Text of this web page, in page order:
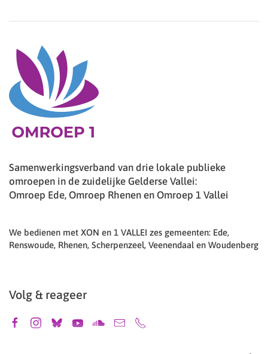
Samenwerkingsverband van drie lokale publieke
omroepen in de zuidelijke Gelderse Vallei:
Omroep Ede, Omroep Rhenen en Omroep 1 Vallei
We bedienen met XON en 1 VALLEI zes gemeenten: Ede,
Renswoude, Rhenen, Scherpenzeel, Veenendaal en Woudenberg
Volg & reageer